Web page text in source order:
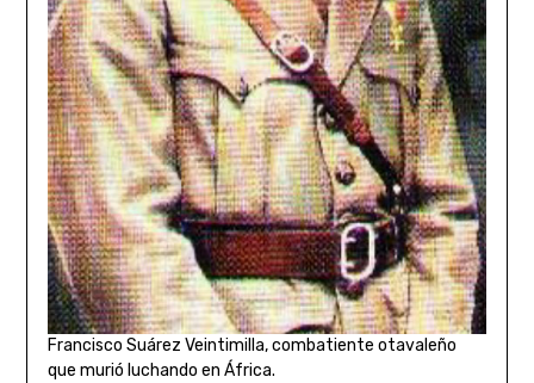
Francisco Suárez Veintimilla, combatiente otavaleño
que murió luchando en África.